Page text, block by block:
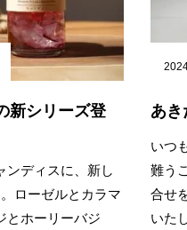
新シリーズ登
ンディスに、新し
ローゼルとカラマ
とホーリーバジ
あき
いつ
難う
合せ
いた